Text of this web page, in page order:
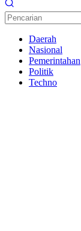
Daerah
Nasional
Pemerintahan
Politik
Techno